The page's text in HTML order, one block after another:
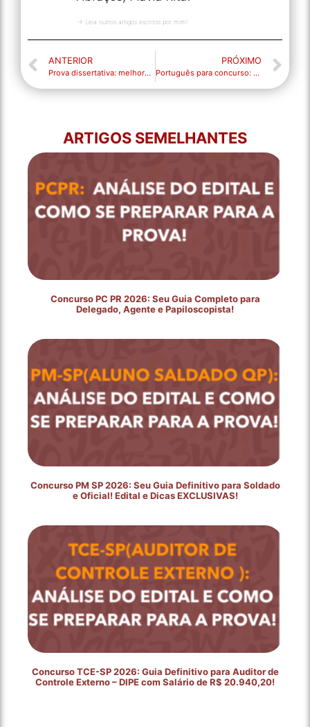
→ Leia outros artigos escritos por mim!
ANTERIOR
Prova dissertativa: melhores dicas para você alcançar nota máxima no seu concurso!
PRÓXIMO
Português para concurso: turmas presenciais!
ARTIGOS SEMELHANTES
Concurso PC PR 2026: Seu Guia Completo para
Delegado, Agente e Papiloscopista!
Concurso PM SP 2026: Seu Guia Definitivo para Soldado
e Oficial! Edital e Dicas EXCLUSIVAS!
Concurso TCE-SP 2026: Guia Definitivo para Auditor de
Controle Externo – DIPE com Salário de R$ 20.940,20!